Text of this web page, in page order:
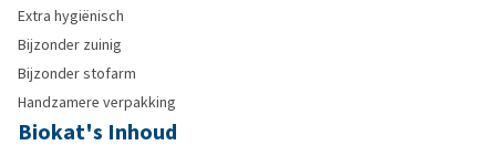
Extra hygiënisch
Bijzonder zuinig
Bijzonder stofarm
Handzamere verpakking
Biokat's Inhoud